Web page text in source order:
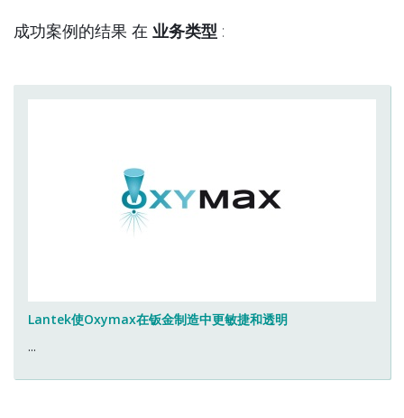
成功案例的结果 在 业务类型 :
Lantek使Oxymax在钣金制造中更敏捷和透明
...